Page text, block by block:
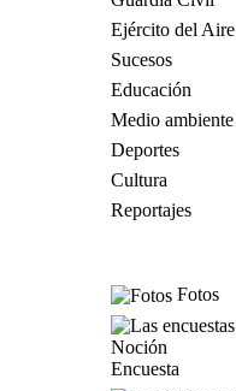
Ejército del Aire
Sucesos
Educación
Medio ambiente
Deportes
Cultura
Reportajes
Fotos
Encuesta